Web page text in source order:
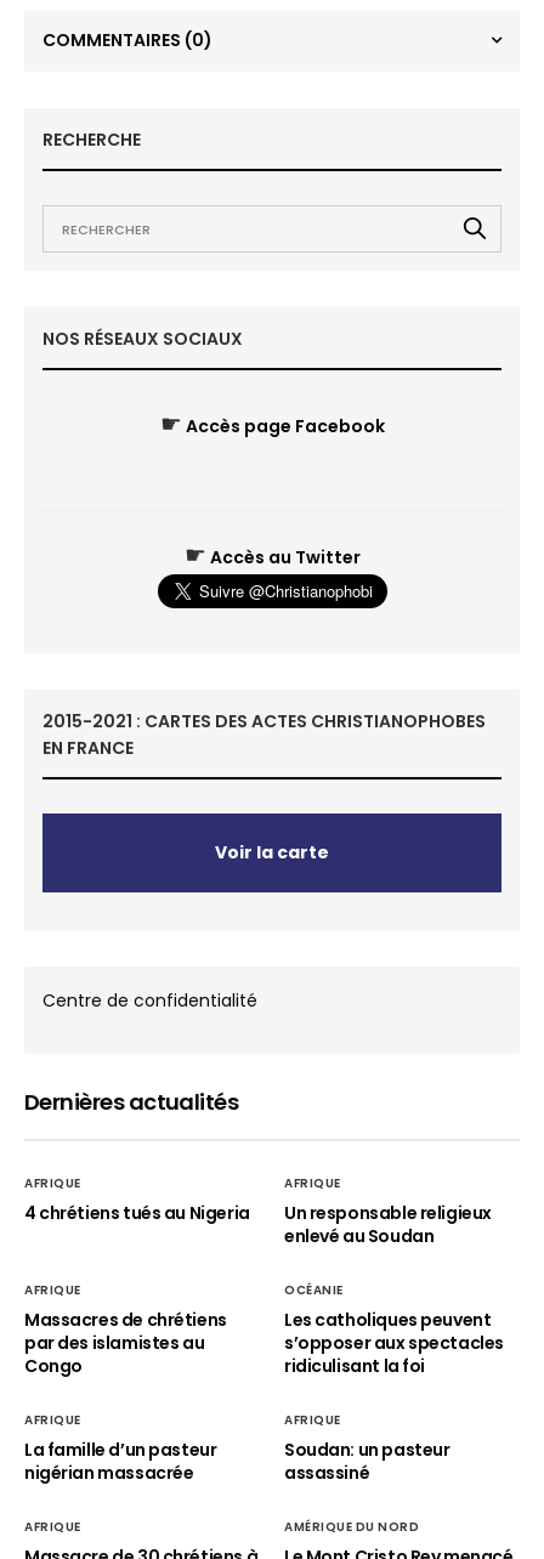
COMMENTAIRES (0)
RECHERCHE
NOS RÉSEAUX SOCIAUX
☛ Accès page Facebook
☛ Accès au Twitter
2015-2021 : CARTES DES ACTES CHRISTIANOPHOBES
EN FRANCE
Voir la carte
Centre de confidentialité
Dernières actualités
AFRIQUE
4 chrétiens tués au Nigeria
AFRIQUE
Un responsable religieux
enlevé au Soudan
AFRIQUE
Massacres de chrétiens
par des islamistes au
Congo
OCÉANIE
Les catholiques peuvent
s’opposer aux spectacles
ridiculisant la foi
AFRIQUE
La famille d’un pasteur
nigérian massacrée
AFRIQUE
Soudan: un pasteur
assassiné
AFRIQUE AMÉRIQUE DU NORD